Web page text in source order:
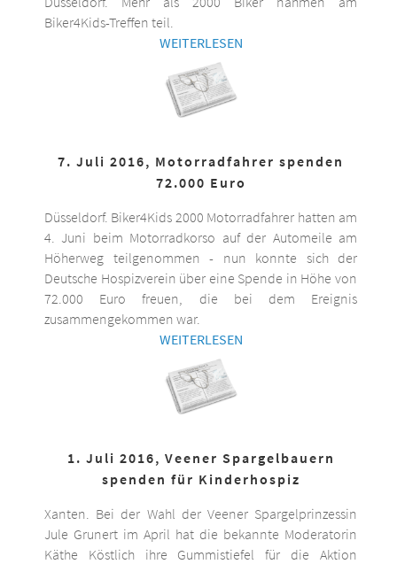
Biker4Kids-Treffen teil.
WEITERLESEN
7. Juli 2016, Motorradfahrer spenden
72.000 Euro
Düsseldorf. Biker4Kids 2000 Motorradfahrer hatten am
4. Juni beim Motorradkorso auf der Automeile am
Höherweg teilgenommen - nun konnte sich der
Deutsche Hospizverein über eine Spende in Höhe von
72.000 Euro freuen, die bei dem Ereignis
zusammengekommen war.
WEITERLESEN
1. Juli 2016, Veener Spargelbauern
spenden für Kinderhospiz
Xanten. Bei der Wahl der Veener Spargelprinzessin
Jule Grunert im April hat die bekannte Moderatorin
Käthe Köstlich ihre Gummistiefel für die Aktion